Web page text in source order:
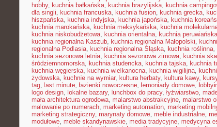
hobby, kuchnia bałkańska, kuchnia brazylijska, kuchnia
dla singli, kuchnia francuska, kuchnia fusion, kuchnia grecka,
hiszpańska, kuchnia indyjska, kuchnia japońska, kuchnia
kuchnia marokańska, kuchnia meksykańska, kuchnia
kuchnia niskobudżetowa, kuchnia orientalna, kuchnia peruwiańska
kuchnia regionalna Kaszub, kuchnia regionalna Małopolski,
regionalna Podlasia, kuchnia regionalna Śląska, kuchnia roślinna,
kuchnia sezonowa letnia, kuchnia sezonowa zimowa, kuchnia
śródziemnomorska, kuchnia studencka, kuchnia tajska, kuchnia
kuchnia węgierska, kuchnia wielkanocna, kuchnia wigilijna,
żydowska, kuchnie na wymiar, kultura herbaty, kultura kawy,
tag, last minute, łazienki nowoczesne, lemoniady domowe,
logo design, lokalne bazary, lunchbox do pracy, łyżwiarstwo,
mała architektura ogrodowa, malarstwo abstrakcyjne, malarstwo
malowanie po numerach, marketing automation, marketing
marketing strategiczny, marynaty domowe, meble industrialne,
modułowe, meble skandynawskie, media tradycyjne, medycyna